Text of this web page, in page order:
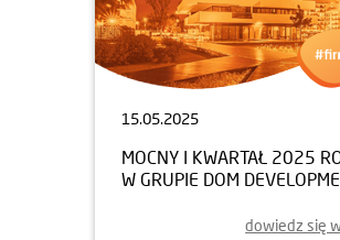
15.05.2025
MOCNY I KWARTAŁ 2025
W GRUPIE DOM
dowiedz się